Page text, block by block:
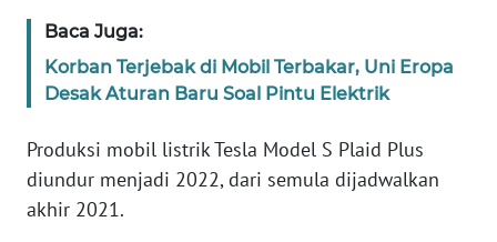
Baca Juga:
Korban Terjebak di Mobil Terbakar, Uni Eropa
Desak Aturan Baru Soal Pintu Elektrik
Produksi mobil listrik Tesla Model S Plaid Plus
diundur menjadi 2022, dari semula dijadwalkan
akhir 2021.
REDAKSI
DISCLAIMER